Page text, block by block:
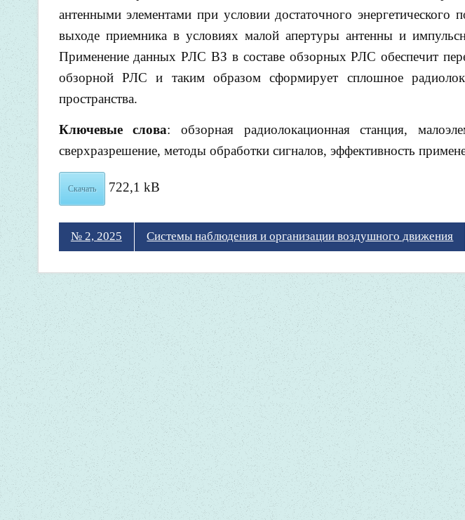
антенными элементами при условии достаточного
выходе приемника в условиях малой апертуры антенны и
Применение данных РЛС ВЗ в составе обзорных РЛС обеспечит
обзорной РЛС и таким образом сформирует сплошное
пространства.
Ключевые слова: обзорная радиолокационная станция,
сверхразрешение, методы обработки сигналов, эффективность
Скачать 722,1 kB
№ 2, 2025 Системы наблюдения и организации воздушного движения